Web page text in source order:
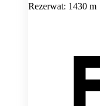
Rezerwat: 1430 m